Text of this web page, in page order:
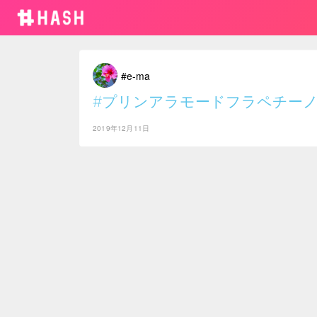
#e-ma
#プリンアラモードフラペチー
2019年12月11日